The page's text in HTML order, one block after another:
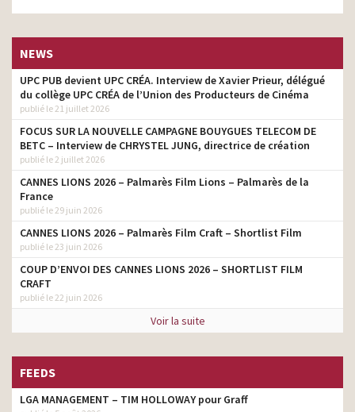
NEWS
UPC PUB devient UPC CRÉA. Interview de Xavier Prieur, délégué
du collège UPC CRÉA de l’Union des Producteurs de Cinéma
publié le 21 juillet 2026
FOCUS SUR LA NOUVELLE CAMPAGNE BOUYGUES TELECOM DE
BETC – Interview de CHRYSTEL JUNG, directrice de création
publié le 2 juillet 2026
CANNES LIONS 2026 – Palmarès Film Lions – Palmarès de la
France
publié le 29 juin 2026
CANNES LIONS 2026 – Palmarès Film Craft – Shortlist Film
publié le 23 juin 2026
COUP D’ENVOI DES CANNES LIONS 2026 – SHORTLIST FILM
CRAFT
publié le 22 juin 2026
Voir la suite
FEEDS
LGA MANAGEMENT – TIM HOLLOWAY pour Graff